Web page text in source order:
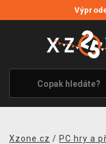
VÝPRODEJ
VIDEOHRY
XZONE ORIGINALS
TÉMATIKY
Xzone.cz / PC hry a